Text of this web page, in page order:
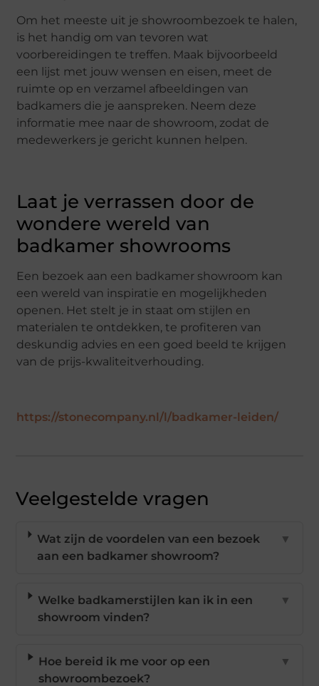
Om het meeste uit je showroombezoek te halen,
is het handig om van tevoren wat
voorbereidingen te treffen. Maak bijvoorbeeld
een lijst met jouw wensen en eisen, meet de
ruimte op en verzamel afbeeldingen van
badkamers die je aanspreken. Neem deze
informatie mee naar de showroom, zodat de
medewerkers je gericht kunnen helpen.
Laat je verrassen door de
wondere wereld van
badkamer showrooms
Een bezoek aan een badkamer showroom kan
een wereld van inspiratie en mogelijkheden
openen. Het stelt je in staat om stijlen en
materialen te ontdekken, te profiteren van
deskundig advies en een goed beeld te krijgen
van de prijs-kwaliteitverhouding.
https://stonecompany.nl/l/badkamer-leiden/
Veelgestelde vragen
Wat zijn de voordelen van een bezoek
aan een badkamer showroom?
▼
Welke badkamerstijlen kan ik in een
showroom vinden?
▼
Hoe bereid ik me voor op een
showroombezoek?
▼